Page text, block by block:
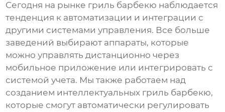
Сегодня на рынке гриль барбекю наблюдается
тенденция к автоматизации и интеграции с
другими системами управления. Все больше
заведений выбирают аппараты, которые
можно управлять дистанционно через
мобильное приложение или интегрировать с
системой учета. Мы также работаем над
созданием интеллектуальных гриль барбекю,
которые смогут автоматически регулировать